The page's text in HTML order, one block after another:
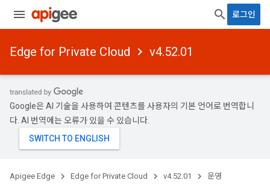
로그인
Edge for Private Cloud v4.52.01
Google은 AI 기술을 사용하여 콘텐츠를 사용자의 기본 언어로 번역합니
다. AI 번역에는 오류가 있을 수 있습니다.
Apigee Edge Edge for Private Cloud v4.52.01 운영